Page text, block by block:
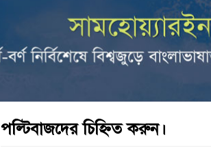
পল্টিবাজদের চিহ্নিত করুন।